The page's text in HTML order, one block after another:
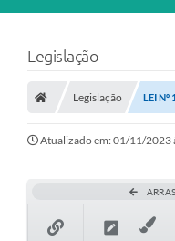
A Cidade
A Prefeitura
Notícias
Legislação
Legislação LEI Nº
Atualizado em: 01/11/2023